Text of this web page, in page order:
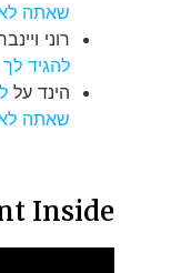
שאתה לא
רוני
להגיד
הינד על
שאתה לא
Inside